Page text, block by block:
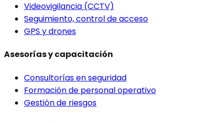
Videovigilancia (CCTV)
Seguimiento, control de acceso
GPS y drones
Asesorías y capacitación
Consultorías en seguridad
Formación de personal operativo
Gestión de riesgos